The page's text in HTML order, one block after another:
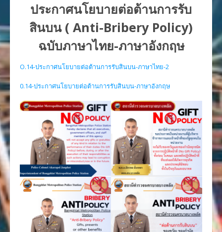
ประกาศนโยบายต่อต้านการรับ
สินบน ( Anti-Bribery Policy)
ฉบับภาษาไทย-ภาษาอังกฤษ
O.14-ประกาศนโยบายต่อต้านการรับสินบน-ภาษาไทย-2
0.14-ประกาศนโยบายต่อต้านการรับสินบน-ภาษาอังกฤษ